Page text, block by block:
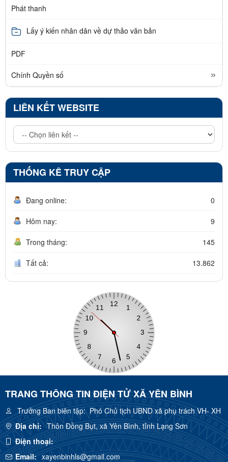
Phát thanh
Lấy ý kiến nhân dân về dự thảo văn bản
PDF
Chính Quyền số
LIÊN KẾT WEBSITE
THỐNG KÊ TRUY CẬP
Đang online: 0
Hôm nay: 9
Trong tháng: 145
Tất cả: 13.862
TRANG THÔNG TIN ĐIỆN TỬ XÃ YÊN BÌNH
Trưởng Ban biên tập:Phó Chủ tịch UBND xã phụ trách VH- XH
Địa chỉ: Thôn Đồng Bụt, xã Yên Bình, tỉnh Lạng Sơn
Điện thoại:
Email: xayenbinhls@gmail.com